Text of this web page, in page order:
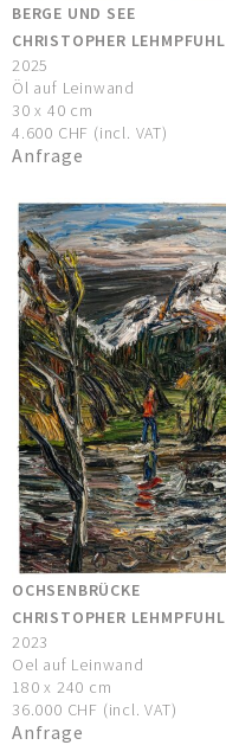
BERGE UND SEE
CHRISTOPHER LEHMPFUHL
2025
Öl auf Leinwand
30 x 40 cm
4.600 CHF (incl. VAT)
Anfrage
OCHSENBRÜCKE
CHRISTOPHER LEHMPFUHL
2023
Oel auf Leinwand
180 x 240 cm
36.000 CHF (incl. VAT)
Anfrage